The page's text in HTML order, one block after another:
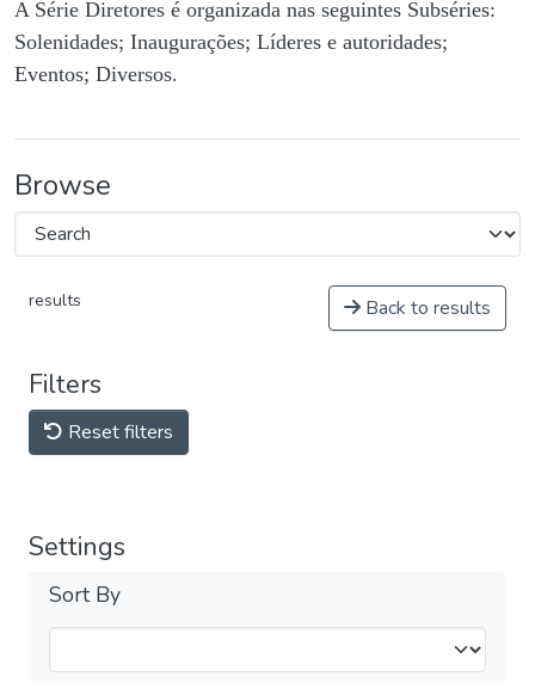
A Série Diretores é organizada nas seguintes Subséries:
Solenidades; Inaugurações; Líderes e autoridades;
Eventos; Diversos.
Browse
results Back to results
Filters
Reset filters
Settings
Sort By